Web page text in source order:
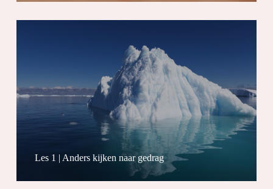
Les 1 | Anders kijken naar gedrag